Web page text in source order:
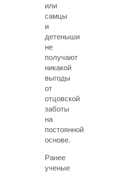
или
самцы
и
детеныши
не
получают
никакой
выгоды
от
отцовской
заботы
на
постоянной
основе.
Ранее
ученые